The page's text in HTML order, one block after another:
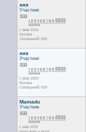
яяя
Участник
с фев 2003
Москва
Сообщений: 939
яяя
Участник
с фев 2003
Москва
Сообщений: 939
Mamadu
Участник
с мар 2010